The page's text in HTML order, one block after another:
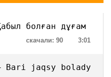
болған дұғам
3:01
скачали: 90
Bari jaqsy bolady